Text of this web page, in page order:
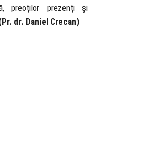
preoților prezenți și
dr. Daniel Crecan)